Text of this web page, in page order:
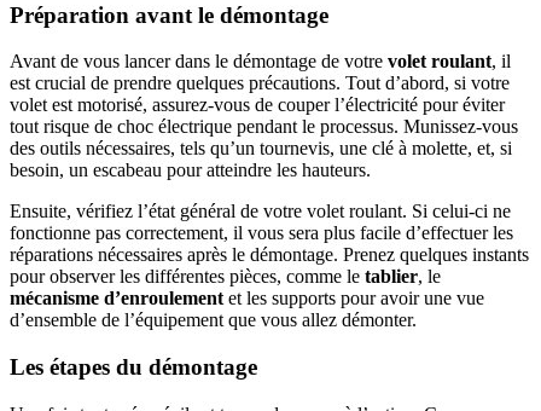
Préparation avant le démontage
Avant de vous lancer dans le démontage de votre volet roulant, il
est crucial de prendre quelques précautions. Tout d’abord, si votre
volet est motorisé, assurez-vous de couper l’électricité pour éviter
tout risque de choc électrique pendant le processus. Munissez-vous
des outils nécessaires, tels qu’un tournevis, une clé à molette, et, si
besoin, un escabeau pour atteindre les hauteurs.
Ensuite, vérifiez l’état général de votre volet roulant. Si celui-ci ne
fonctionne pas correctement, il vous sera plus facile d’effectuer les
réparations nécessaires après le démontage. Prenez quelques instants
pour observer les différentes pièces, comme le tablier, le
mécanisme d’enroulement et les supports pour avoir une vue
d’ensemble de l’équipement que vous allez démonter.
Les étapes du démontage